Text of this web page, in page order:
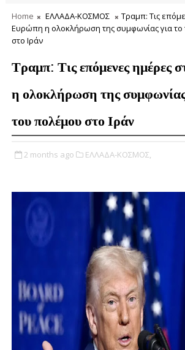
Home ΕΛΛΑΔΑ-ΚΟΣΜΟΣ
Τραμπ: Τις
Ευρώπη η ολοκλήρωση της συμφωνίας για το
στο Ιράν
Τραμπ: Τις επόμενες ημέρες
η ολοκλήρωση της συμφωνίας
του πολέμου στο Ιράν
2 months ago ΕΛΛΑΔΑ-ΚΟΣΜΟΣ,